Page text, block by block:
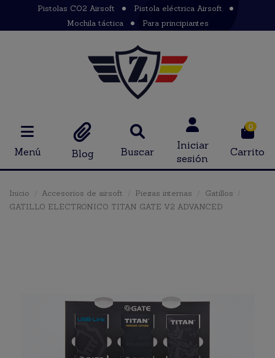
Pistolas CO2 Airsoft
Pistola eléctrica Airsoft
Mochila táctica
Para principiantes
Menú Blog Buscar
Iniciar
sesión
0
Carrito
Inicio Accesorios de airsoft Piezas internas
Gatillos
GATILLO ELECTRONICO TITAN GATE V2 ADVANCED